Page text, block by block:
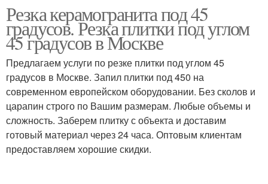
Резка керамогранита под 45
градусов. Резка плитки под углом
45 градусов в Москве
Предлагаем услуги по резке плитки под углом 45
градусов в Москве. Запил плитки под 450 на
современном европейском оборудовании. Без сколов и
царапин строго по Вашим размерам. Любые объемы и
сложность. Заберем плитку с объекта и доставим
готовый материал через 24 часа. Оптовым клиентам
предоставляем хорошие скидки.